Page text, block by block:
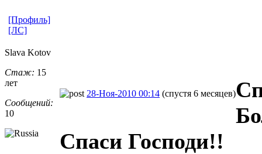
[Профиль]
[ЛС]
Slava Kotov
Стаж: 15
лет
Сообщений:
10
28-Ноя-2010 00:14 (спустя 6 месяцев)
Спаси Господи!!